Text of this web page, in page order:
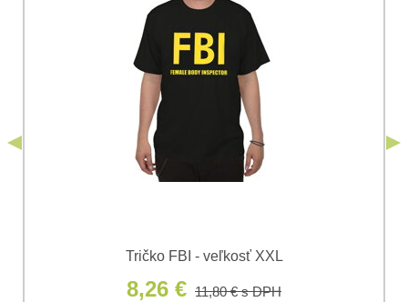
Súhlasím so spracovaním osobných údajov za účelom
odoslania formulára. Oboznámil som sa s
Ochrany osobných údajov
spoločnosti Bomba
Tričko FBI - veľkosť XXL
8,26 € 11,80 €s DPH